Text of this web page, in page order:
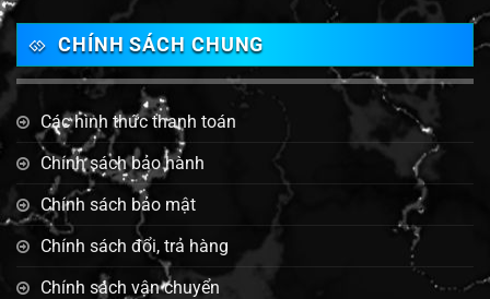
CHÍNH SÁCH CHUNG
Các hình thức thanh toán
Chính sách bảo hành
Chính sách bảo mật
Chính sách đổi, trả hàng
Chính sách vận chuyển